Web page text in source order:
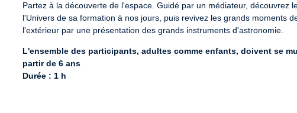
Partez à la découverte de l'espace. Guidé par un médiateur, découvrez
l'Univers de sa formation à nos jours, puis revivez les grands moments
l'extérieur par une présentation des grands instruments d'astronomie.
L'ensemble des participants, adultes comme enfants, doivent se
partir de 6 ans
Durée : 1 h